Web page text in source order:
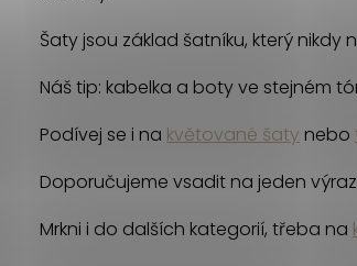
Šaty jsou základ šatníku, který
Náš tip: kabelka a boty ve stejném
Podívej se i na květované šaty nebo
Doporučujeme vsadit na jeden
Mrkni i do dalších kategorií, třeba na